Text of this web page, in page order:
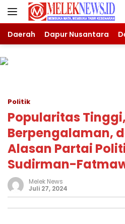
Langsung
Daerah Dapur Nusantara
Politik
Popularitas Tinggi,
Berpengalaman,
Alasan Partai
Sudirman-
Melek News
Juli 27, 2024